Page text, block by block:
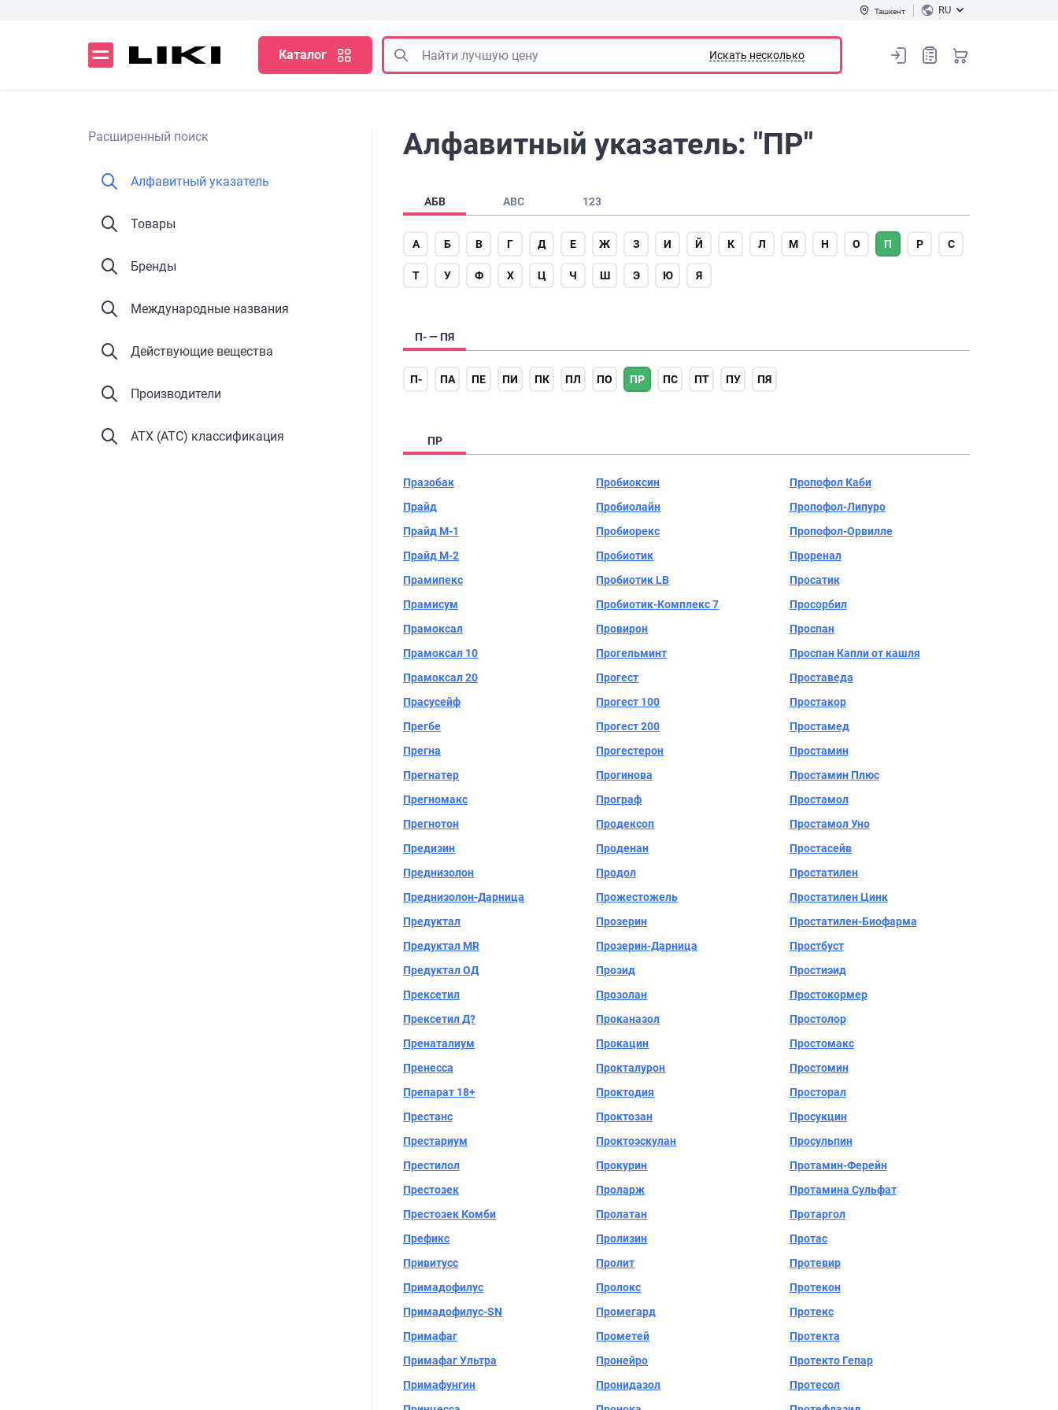
Ташкент RU
Каталог Искать несколько
Расширенный поиск
Алфавитный указатель
Товары
Бренды
Международные названия
Действующие вещества
Производители
АТХ (ATC) классификация
Алфавитный указатель: "ПР"
АБВ ABC 123
А Б В Г Д Е Ж З И Й К Л М Н О П Р С
Т У Ф Х Ц Ч Ш Э Ю Я
П- — ПЯ
П- ПА ПЕ ПИ ПК ПЛ ПО ПР ПС ПТ ПУ ПЯ
ПР
Празобак
Прайд
Прайд М-1
Прайд М-2
Прамипекс
Прамисум
Прамоксал
Прамоксал 10
Прамоксал 20
Прасусейф
Прегбе
Прегна
Прегнатер
Прегномакс
Прегнотон
Предизин
Преднизолон
Преднизолон-Дарница
Предуктал
Предуктал MR
Предуктал ОД
Прексетил
Прексетил Д?
Пренаталиум
Пренесса
Препарат 18+
Престанс
Престариум
Престилол
Престозек
Престозек Комби
Префикс
Привитусс
Примадофилус
Примадофилус-SN
Примафаг
Примафаг Ультра
Примафунгин
Пробиоксин
Пробиолайн
Пробиорекс
Пробиотик
Пробиотик LB
Пробиотик-Комплекс 7
Провирон
Прогельминт
Прогест
Прогест 100
Прогест 200
Прогестерон
Прогинова
Програф
Продексоп
Проденан
Продол
Прожестожель
Прозерин
Прозерин-Дарница
Прозид
Прозолан
Проканазол
Прокацин
Прокталурон
Проктодия
Проктозан
Проктоэскулан
Прокурин
Проларж
Пролатан
Пролизин
Пролит
Пролокс
Промегард
Прометей
Пронейро
Пронидазол
Пропофол Каби
Пропофол-Липуро
Пропофол-Орвилле
Проренал
Просатик
Просорбил
Проспан
Проспан Капли от кашля
Проставеда
Простакор
Простамед
Простамин
Простамин Плюс
Простамол
Простамол Уно
Простасейв
Простатилен
Простатилен Цинк
Простатилен-Биофарма
Простбуст
Простиэид
Простокормер
Простолор
Простомакс
Простомин
Просторал
Просукцин
Просульпин
Протамин-Ферейн
Протамина Сульфат
Протаргол
Протас
Протевир
Протекон
Протекс
Протекта
Протекто Гепар
Протесол